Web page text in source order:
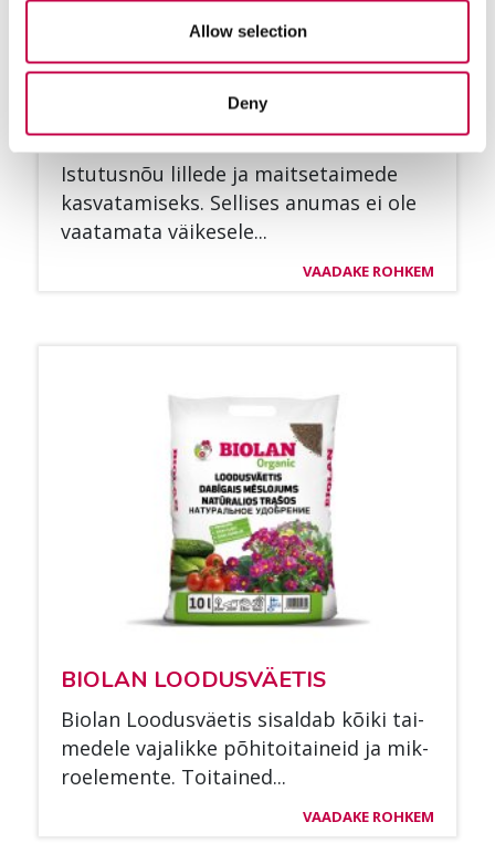
Allow selection
Deny
BIO­LAN IS­TU­TUSNÕU ALT­KAST­
MI­SE­GA
Is­tu­tusnõu lil­le­de ja mait­se­tai­me­de
kas­va­ta­mi­seks. Sel­li­ses anu­mas ei ole
vaa­ta­ma­ta väi­ke­se­le...
VAADAKE ROHKEM
BIO­LAN LOO­DUS­VÄE­TIS
Bio­lan Loo­dus­väe­tis si­sal­dab kõi­ki tai­
me­de­le va­ja­lik­ke põ­hi­toi­tai­neid ja mik­
roe­le­men­te. Toi­tai­ned...
VAADAKE ROHKEM